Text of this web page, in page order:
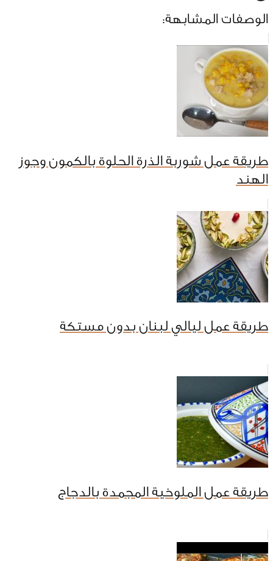
الوصفات المشابهة:
طريقة عمل شوربة الذرة الحلوة بالكمون وجوز
الهند
طريقة عمل ليالي لبنان بدون مستكة
طريقة عمل الملوخية المجمدة بالدجاج